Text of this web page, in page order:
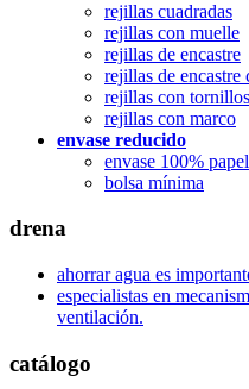
rejillas cuadradas
rejillas con muelle
rejillas de encastre
rejillas de
rejillas con tornillos
rejillas con marco
envase reducido
envase 100% papel
bolsa mínima
drena
ahorrar agua es
especialistas en
ventilación.
catálogo